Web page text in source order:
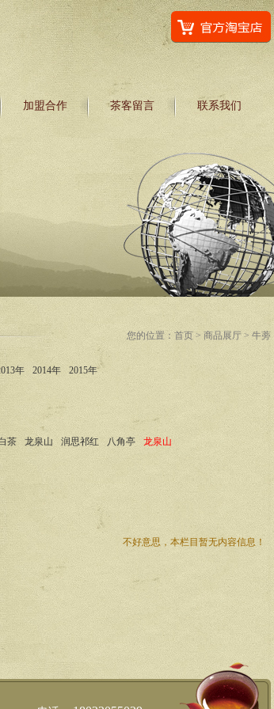
加盟合作 茶客留言 联系我们
您的位置： 首页 > 商品展厅 > 牛蒡
年 2014年 2015年
茶 龙泉山 润思祁红 八角亭 龙泉山
不好意思，本栏目暂无内容信息！